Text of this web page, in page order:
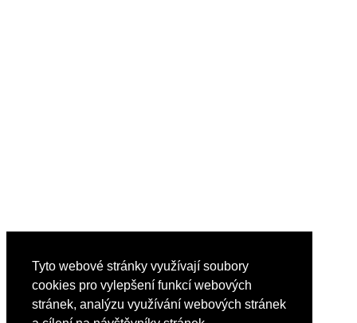
Tyto webové stránky využívají soubory
cookies pro vylepšení funkcí webových
stránek, analýzu využívání webových stránek